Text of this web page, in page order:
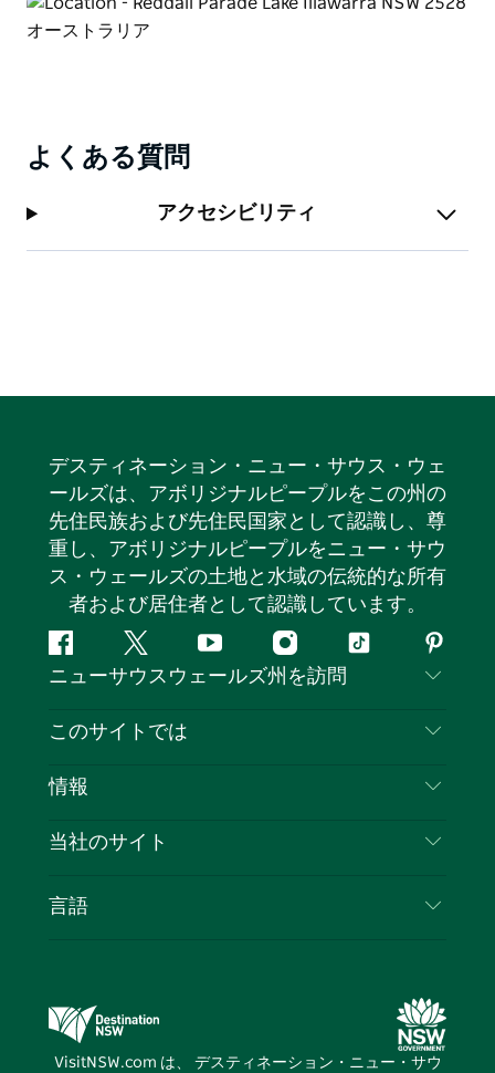
海岸沿いの遊歩道は、ウォーキングやサイクリングに最
よくある質問
アクセシビリティ
デスティネーション・ニュー・サウス・ウェ
ールズは、アボリジナルピープルをこの州の
先住民族および先住民国家として認識し、尊
重し、アボリジナルピープルをニュー・サウ
ス・ウェールズの土地と水域の伝統的な所有
者および居住者として認識しています。
フ
ェ
ス
ッ
ツ
イ
タ
ユ
ー
イ
ン
テ
ピ
ン
レ
ト
ニューサウスウェールズ州を訪問
お問い合わせ
クッキーに関する通知
このサイトでは
目的地
イベント
情報
旅行情報
NSWでのビジネス
当社のサイト
デスティネーション・ニュー・サウス・ウェール
ズメディアセンター
言語
VisitNSW.com は、 デスティネーション・ニュー・サウ